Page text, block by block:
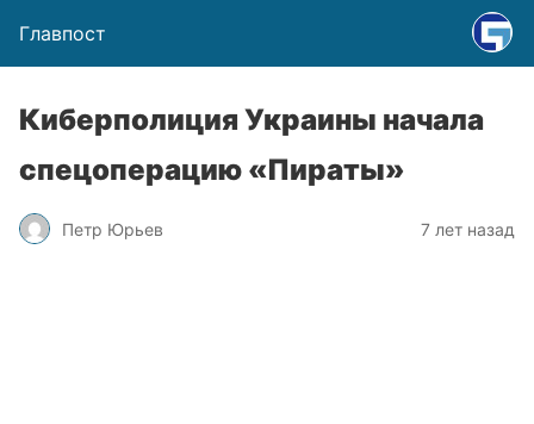
Главпост
Киберполиция Украины начала
спецоперацию «Пираты»
Петр Юрьев 7 лет назад